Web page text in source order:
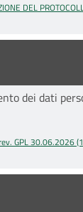
DEL
IOR_rev.
dei dati
GPL 30.06.2026